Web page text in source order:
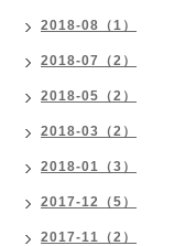
2018-08（1）
2018-07（2）
2018-05（2）
2018-03（2）
2018-01（3）
2017-12（5）
2017-11（2）